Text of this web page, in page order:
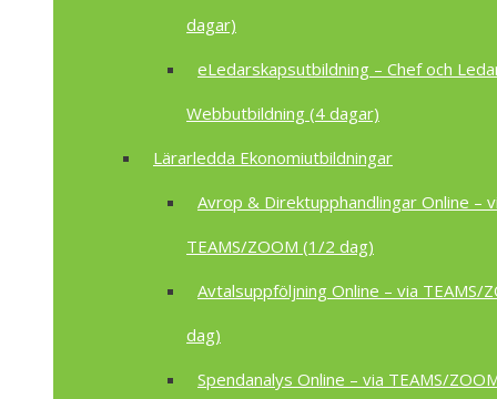
dagar)
eLedarskapsutbildning – Chef och
Webbutbildning (4 dagar)
Lärarledda Ekonomiutbildningar
Avrop & Direktupphandlingar Online –
TEAMS/ZOOM (1/2 dag)
Avtalsuppföljning Online – via TEAMS/
dag)
Spendanalys Online – via TEAMS/